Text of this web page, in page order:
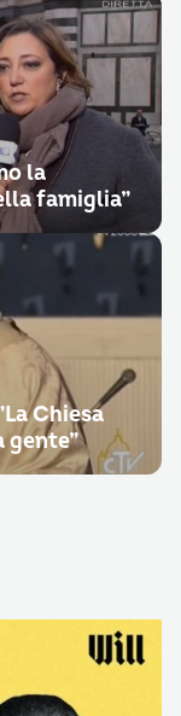
la
famiglia”
Chiesa
gente”